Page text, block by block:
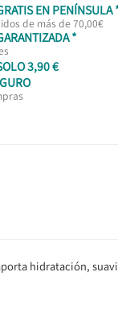
EN PENÍNSULA
de más de 70,00€
*
3,90 €
hidratación,